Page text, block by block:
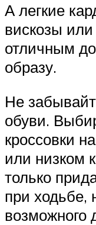
А легкие
вискозы
отличным
образу.
Не
обуви.
кроссовки
или низком
только
при ходьбе,
возможного